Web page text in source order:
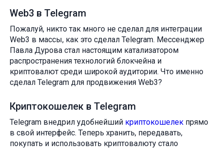
Web3 в Telegram
Пожалуй, никто так много не сделал для интеграции
Web3 в массы, как это сделал Telegram. Мессенджер
Павла Дурова стал настоящим катализатором
распространения технологий блокчейна и
криптовалют среди широкой аудитории. Что именно
сделал Telegram для продвижения Web3?
Криптокошелек в Telegram
Telegram внедрил удобнейший криптокошелек прямо
в свой интерфейс. Теперь хранить, передавать,
покупать и использовать криптовалюту стало